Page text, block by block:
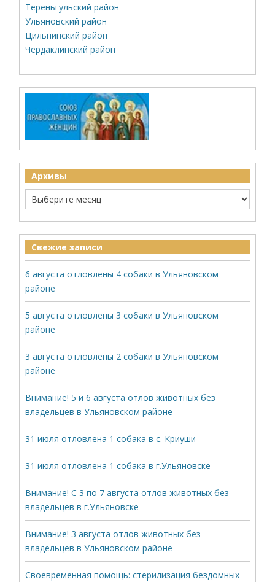
Тереньгульский район
Ульяновский район
Цильнинский район
Чердаклинский район
Архивы
Свежие записи
6 августа отловлены 4 собаки в Ульяновском
районе
5 августа отловлены 3 собаки в Ульяновском
районе
3 августа отловлены 2 собаки в Ульяновском
районе
Внимание! 5 и 6 августа отлов животных без
владельцев в Ульяновском районе
31 июля отловлена 1 собака в с. Криуши
31 июля отловлена 1 собака в г.Ульяновске
Внимание! С 3 по 7 августа отлов животных без
владельцев в г.Ульяновске
Внимание! 3 августа отлов животных без
владельцев в Ульяновском районе
Своевременная помощь: стерилизация бездомных